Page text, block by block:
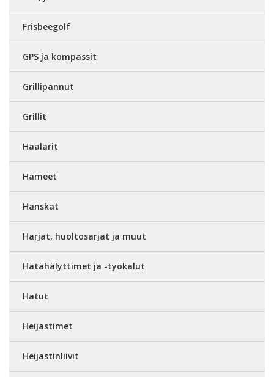
Frisbeegolf
GPS ja kompassit
Grillipannut
Grillit
Haalarit
Hameet
Hanskat
Harjat, huoltosarjat ja muut
Hätähälyttimet ja -työkalut
Hatut
Heijastimet
Heijastinliivit